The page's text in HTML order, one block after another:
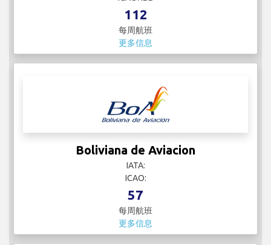
112
每周航班
更多信息
Boliviana de Aviacion
IATA:
ICAO:
57
每周航班
更多信息